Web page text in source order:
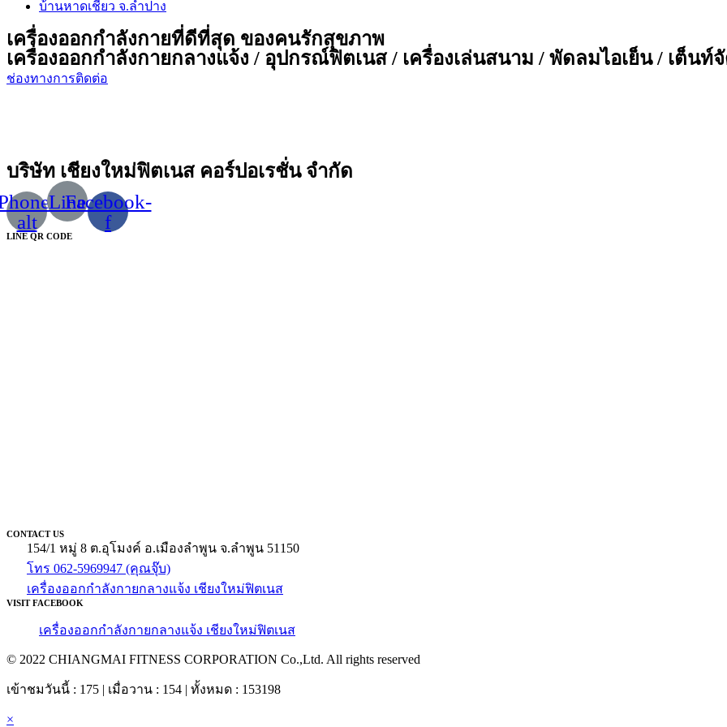
บ้านหาดเชียว จ.ลำปาง
เครื่องออกกำลังกายที่ดีที่สุด ของคนรักสุขภาพ
เครื่องออกกำลังกายกลางแจ้ง / อุปกรณ์ฟิตเนส / เครื่องเล่นสนาม / พัดลมไอเย็น / เต็นท์
ช่องทางการติดต่อ
บริษัท เชียงใหม่ฟิตเนส คอร์ปอเรชั่น จำกัด
alt
Line
Facebook-
f
LINE QR CODE
CONTACT US
154/1 หมู่ 8 ต.อุโมงค์ อ.เมืองลำพูน จ.ลำพูน 51150
โทร 062-5969947 (คุณจุ๊บ)
เครื่องออกกำลังกายกลางแจ้ง เชียงใหม่ฟิตเนส
VISIT FACEBOOK
เครื่องออกกำลังกายกลางแจ้ง เชียงใหม่ฟิตเนส
© 2022 CHIANGMAI FITNESS CORPORATION Co.,Ltd. All rights reserved
เข้าชมวันนี้ : 175 | เมื่อวาน : 154 | ทั้งหมด : 153198
×